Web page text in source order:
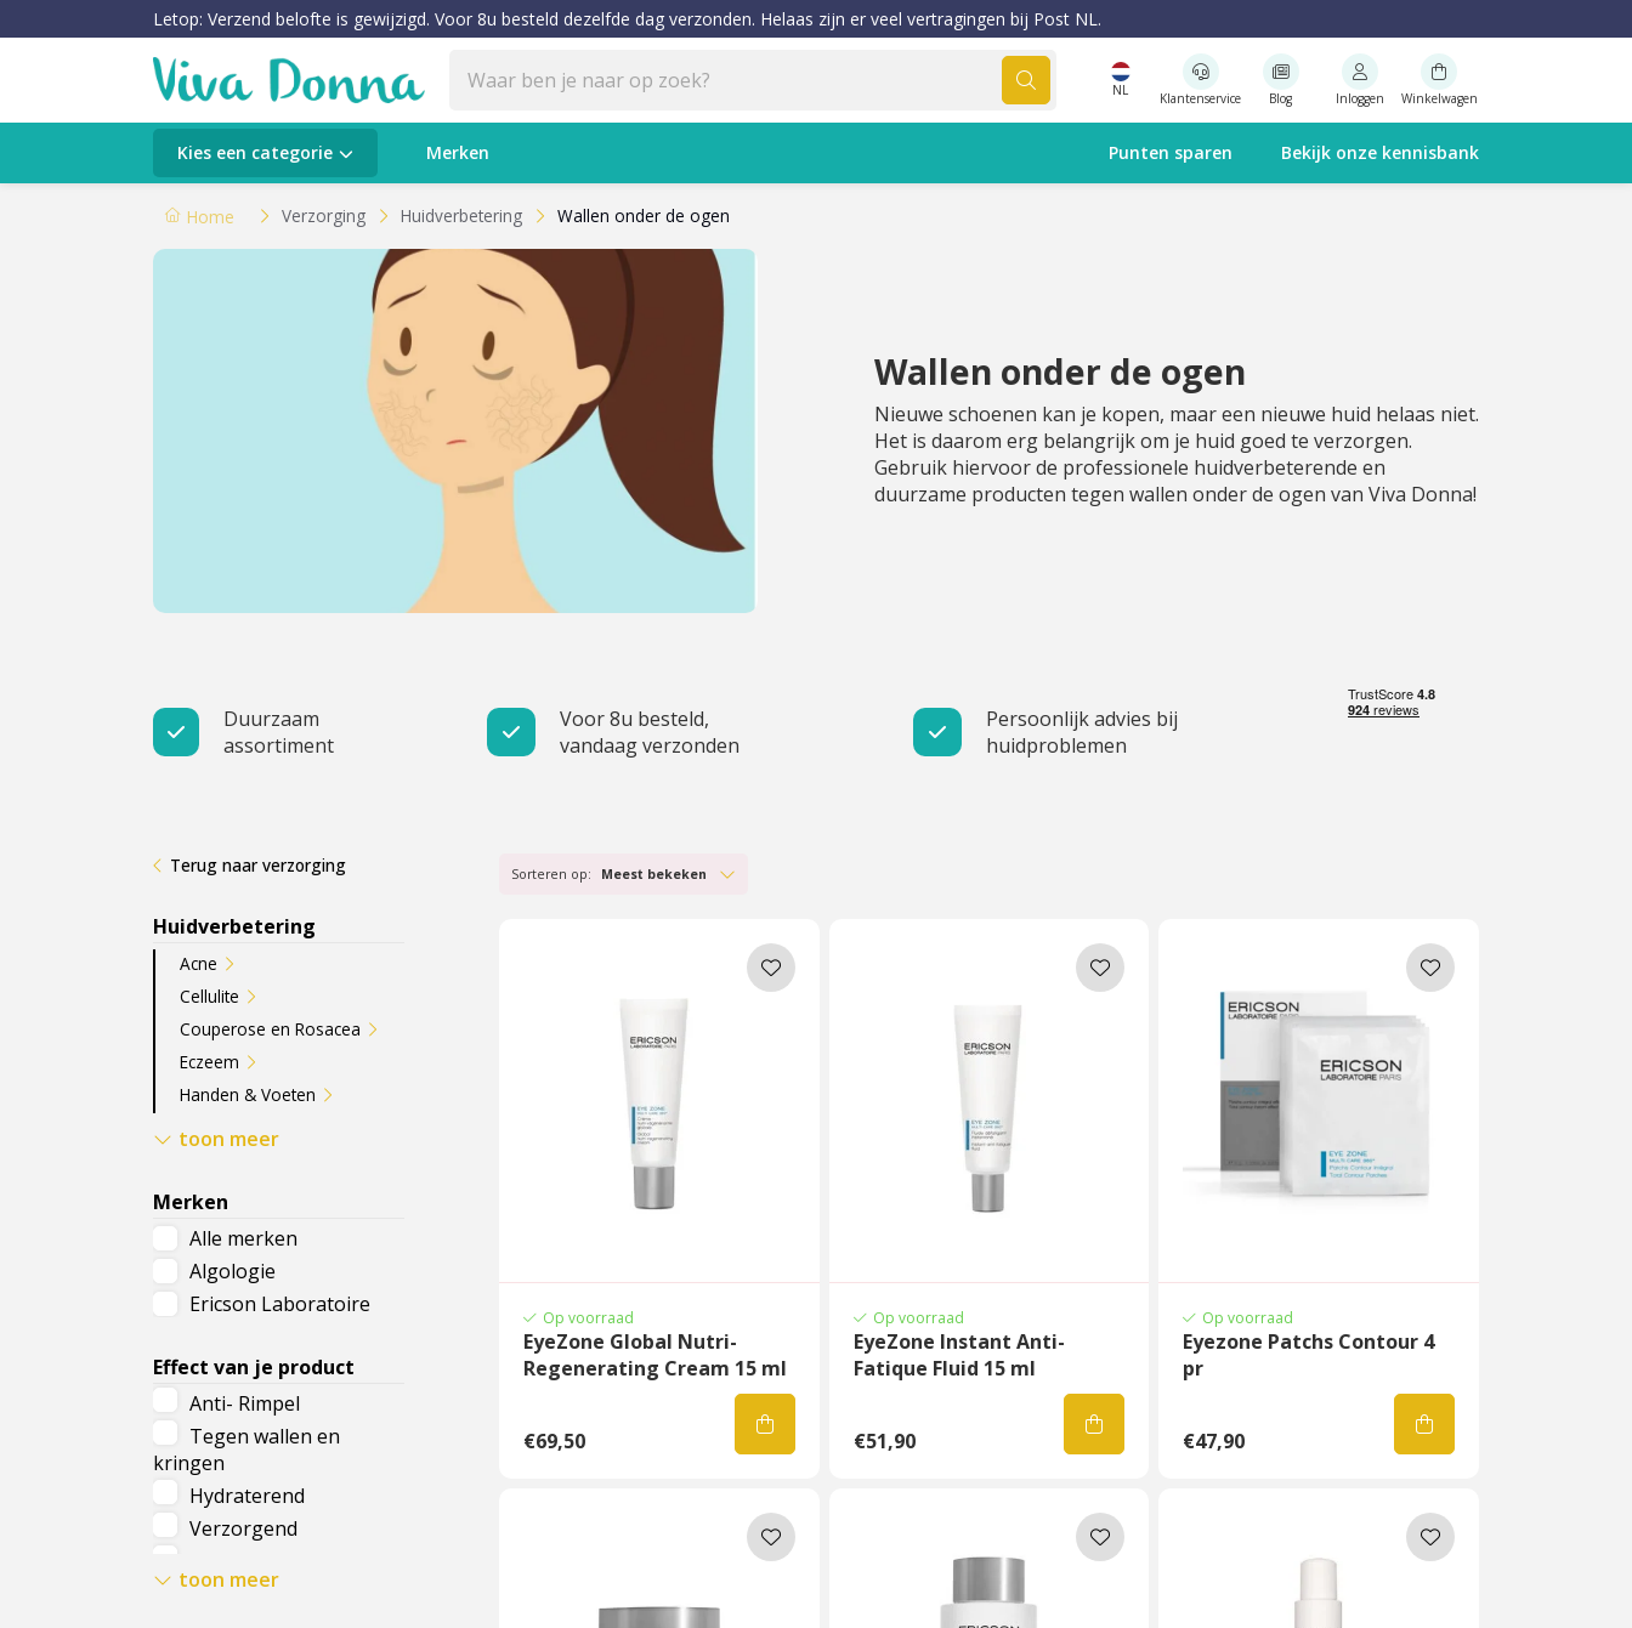
Letop: Verzend belofte is gewijzigd. Voor 8u besteld dezelfde dag verzonden. Helaas zijn er veel vertragingen bij Post NL.
NL Klantenservice Blog Inloggen Winkelwagen
Kies een categorie Merken Punten sparen Bekijk onze kennisbank
Categorieën
Verzorging
Huidtypes & Huidcondities
Voeding & Gezondheid
Schrijf je nu in voor Beauty News
Home Verzorging Huidverbetering Wallen onder de ogen
Wallen onder de ogen
Nieuwe schoenen kan je kopen, maar een nieuwe huid helaas niet.
Het is daarom erg belangrijk om je huid goed te verzorgen.
Gebruik hiervoor de professionele huidverbeterende en
duurzame producten tegen wallen onder de ogen van Viva Donna!
Duurzaam
assortiment
Voor 8u besteld,
vandaag verzonden
Persoonlijk advies bij
huidproblemen
Terug naar verzorging
Huidverbetering
Acne
Cellulite
Couperose en Rosacea
Eczeem
Handen & Voeten
Huidverslapping
Rimpels
Wallen onder de ogen
Zwangerschapsstriemen
toon meer
Merken
Alle merken
Algologie
Ericson Laboratoire
Effect van je product
Anti- Rimpel
Tegen wallen en
kringen
Hydraterend
Verzorgend
Kalmerend
toon meer
Sorteren op: Meest bekeken
Op voorraad
EyeZone Global Nutri-
Regenerating Cream 15 ml
€69,50
Op voorraad
EyeZone Instant Anti-
Fatique Fluid 15 ml
€51,90
Op voorraad
Eyezone Patchs Contour 4
pr
€47,90